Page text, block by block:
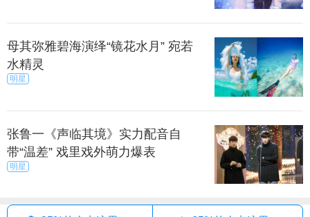
母其弥雅碧海演绎“镜花水月” 宛若
水精灵
明星
张鲁一《声临其境》实力配音自
带“温差” 戏里戏外萌力爆表
明星